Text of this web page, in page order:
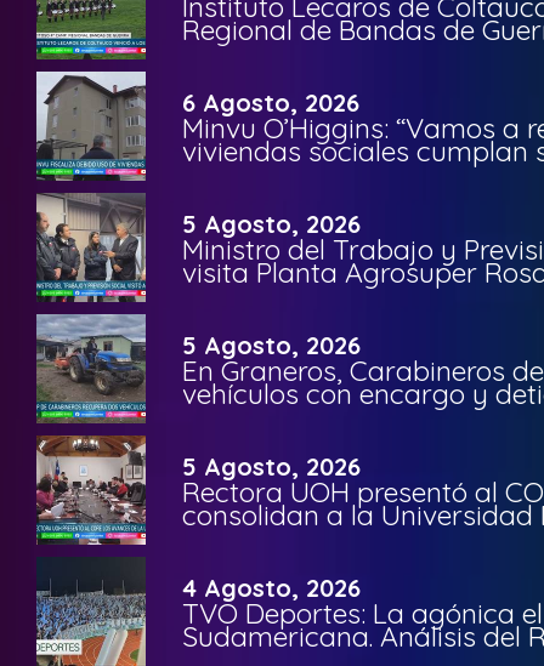
Regional de Bandas de
6 Agosto, 2026
Minvu O’Higgins: “Vamos a
viviendas sociales cumplan
5 Agosto, 2026
Ministro del Trabajo y
visita Planta Agrosuper
5 Agosto, 2026
En Graneros, Carabineros
vehículos con encargo y
5 Agosto, 2026
Rectora UOH presentó al
consolidan a la Universidad
4 Agosto, 2026
TVO Deportes: La agónica
Sudamericana. Análisis del